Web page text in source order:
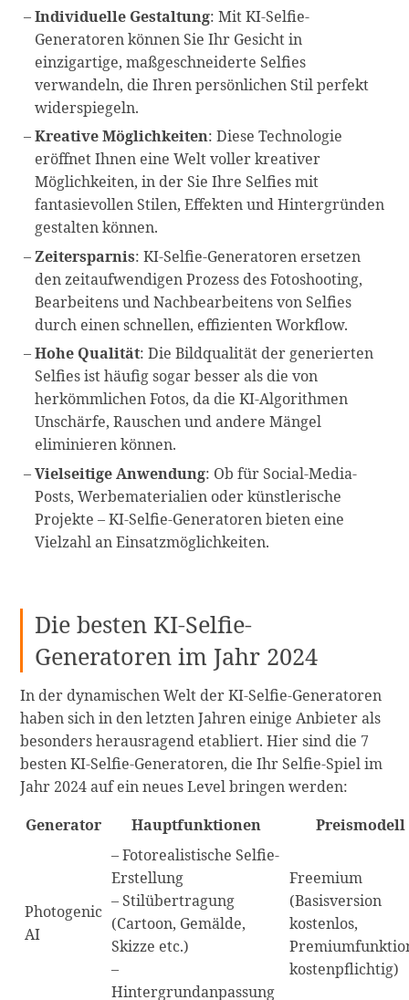
Individuelle Gestaltung: Mit KI-Selfie-
Generatoren können Sie Ihr Gesicht in
einzigartige, maßgeschneiderte Selfies
verwandeln, die Ihren persönlichen Stil perfekt
widerspiegeln.
Kreative Möglichkeiten: Diese Technologie
eröffnet Ihnen eine Welt voller kreativer
Möglichkeiten, in der Sie Ihre Selfies mit
fantasievollen Stilen, Effekten und Hintergründen
gestalten können.
Zeitersparnis: KI-Selfie-Generatoren ersetzen
den zeitaufwendigen Prozess des Fotoshooting,
Bearbeitens und Nachbearbeitens von Selfies
durch einen schnellen, effizienten Workflow.
Hohe Qualität: Die Bildqualität der generierten
Selfies ist häufig sogar besser als die von
herkömmlichen Fotos, da die KI-Algorithmen
Unschärfe, Rauschen und andere Mängel
eliminieren können.
Vielseitige Anwendung: Ob für Social-Media-
Posts, Werbematerialien oder künstlerische
Projekte – KI-Selfie-Generatoren bieten eine
Vielzahl an Einsatzmöglichkeiten.
Die besten KI-Selfie-
Generatoren im Jahr 2024
In der dynamischen Welt der KI-Selfie-Generatoren
haben sich in den letzten Jahren einige Anbieter als
besonders herausragend etabliert. Hier sind die 7
besten KI-Selfie-Generatoren, die Ihr Selfie-Spiel im
Jahr 2024 auf ein neues Level bringen werden:
Generator
Hauptfunktionen Preismodell
Photogenic
AI
– Fotorealistische Selfie-
Erstellung
– Stilübertragung
(Cartoon, Gemälde,
Skizze etc.)
–
Hintergrundanpassung
Freemium
(Basisversion
kostenlos,
kostenpflichtig)